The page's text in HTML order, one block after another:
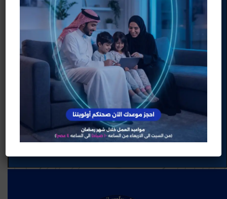
الجلد